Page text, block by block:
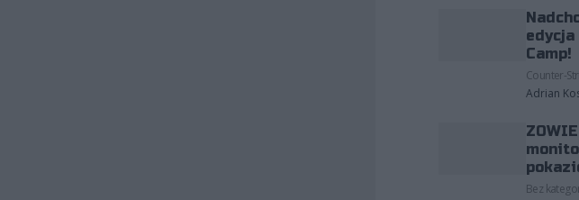
edycja
Camp!
Counter-
Adrian
Bez